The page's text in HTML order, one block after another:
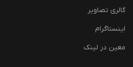
گالری تصاویر
اینستاگرام
معین در لینک